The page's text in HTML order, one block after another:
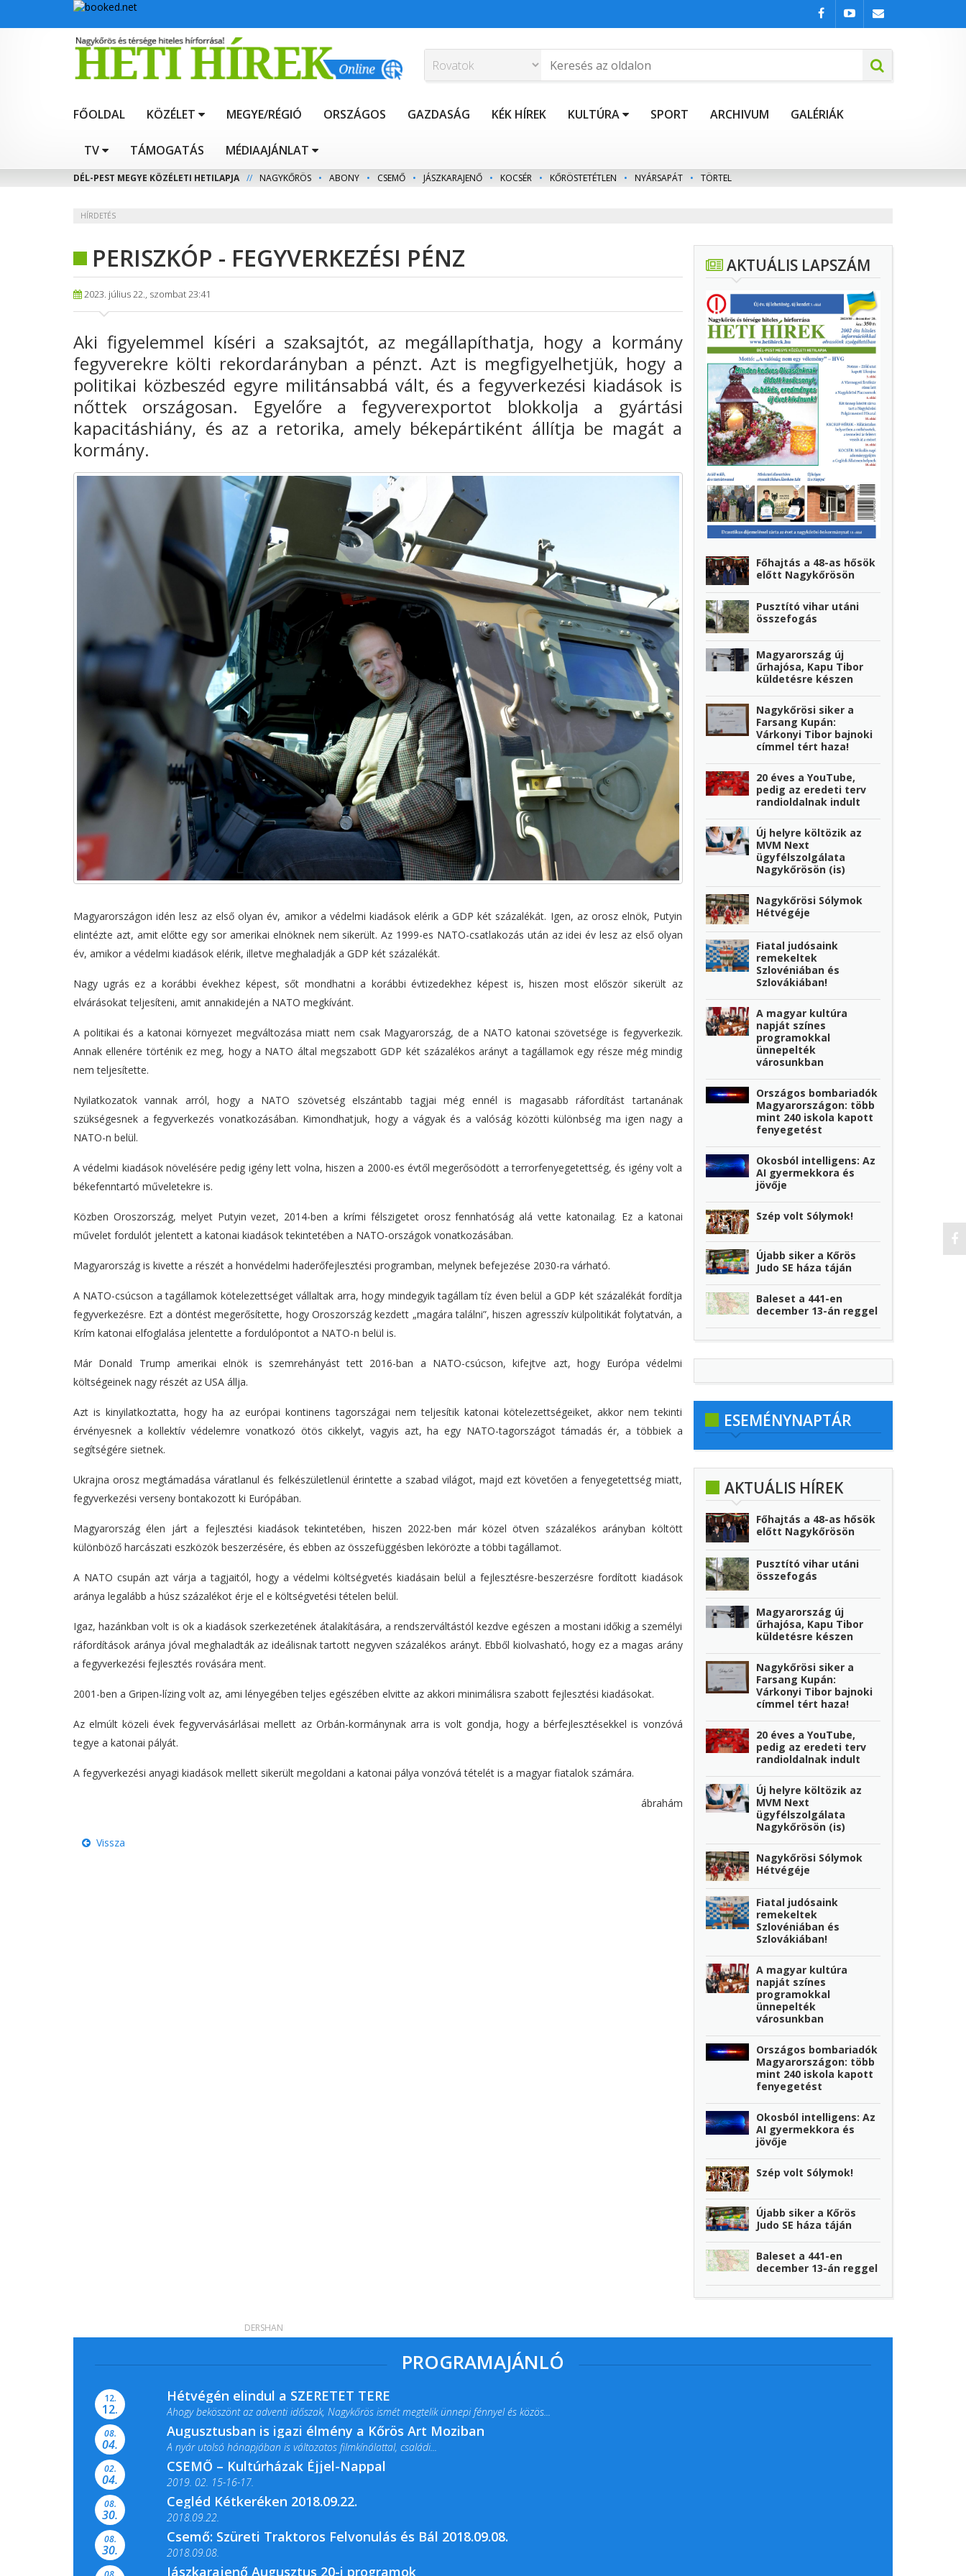
FŐOLDAL KÖZÉLET MEGYE/RÉGIÓ ORSZÁGOS GAZDASÁG KÉK HÍREK KULTÚRA SPORT ARCHIVUM GALÉRIÁK
TV TÁMOGATÁS MÉDIAAJÁNLAT
DÉL-PEST MEGYE KÖZÉLETI HETILAPJA // NAGYKŐRÖS • ABONY • CSEMŐ • JÁSZKARAJENŐ • KOCSÉR • KŐRÖSTETÉTLEN • NYÁRSAPÁT • TÖRTEL
HÍRDETÉS
PERISZKÓP - FEGYVERKEZÉSI PÉNZ
2023. július 22., szombat 23:41
Aki figyelemmel kíséri a szaksajtót, az megállapíthatja, hogy a kormány
fegyverekre költi rekordarányban a pénzt. Azt is megfigyelhetjük, hogy a
politikai közbeszéd egyre militánsabbá vált, és a fegyverkezési kiadások is
nőttek országosan. Egyelőre a fegyverexportot blokkolja a gyártási
kapacitáshiány, és az a retorika, amely békepártiként állítja be magát a
kormány.
Magyarországon idén lesz az első olyan év, amikor a védelmi kiadások elérik a GDP két százalékát. Igen, az orosz elnök, Putyin
elintézte azt, amit előtte egy sor amerikai elnöknek nem sikerült. Az 1999-es NATO-csatlakozás után az idei év lesz az első olyan
év, amikor a védelmi kiadások elérik, illetve meghaladják a GDP két százalékát.
Nagy ugrás ez a korábbi évekhez képest, sőt mondhatni a korábbi évtizedekhez képest is, hiszen most először sikerült az
elvárásokat teljesíteni, amit annakidején a NATO megkívánt.
A politikai és a katonai környezet megváltozása miatt nem csak Magyarország, de a NATO katonai szövetsége is fegyverkezik.
Annak ellenére történik ez meg, hogy a NATO által megszabott GDP két százalékos arányt a tagállamok egy része még mindig
nem teljesítette.
Nyilatkozatok vannak arról, hogy a NATO szövetség elszántabb tagjai még ennél is magasabb ráfordítást tartanának
szükségesnek a fegyverkezés vonatkozásában. Kimondhatjuk, hogy a vágyak és a valóság közötti különbség ma igen nagy a
NATO-n belül.
A védelmi kiadások növelésére pedig igény lett volna, hiszen a 2000-es évtől megerősödött a terrorfenyegetettség, és igény volt a
békefenntartó műveletekre is.
Közben Oroszország, melyet Putyin vezet, 2014-ben a krími félszigetet orosz fennhatóság alá vette katonailag. Ez a katonai
művelet fordulót jelentett a katonai kiadások tekintetében a NATO-országok vonatkozásában.
Magyarország is kivette a részét a honvédelmi haderőfejlesztési programban, melynek befejezése 2030-ra várható.
A NATO-csúcson a tagállamok kötelezettséget vállaltak arra, hogy mindegyik tagállam tíz éven belül a GDP két százalékát fordítja
fegyverkezésre. Ezt a döntést megerősítette, hogy Oroszország kezdett „magára találni”, hiszen agresszív külpolitikát folytatván, a
Krím katonai elfoglalása jelentette a fordulópontot a NATO-n belül is.
Már Donald Trump amerikai elnök is szemrehányást tett 2016-ban a NATO-csúcson, kifejtve azt, hogy Európa védelmi
költségeinek nagy részét az USA állja.
Azt is kinyilatkoztatta, hogy ha az európai kontinens tagországai nem teljesítik katonai kötelezettségeiket, akkor nem tekinti
érvényesnek a kollektív védelemre vonatkozó ötös cikkelyt, vagyis azt, ha egy NATO-tagországot támadás ér, a többiek a
segítségére sietnek.
Ukrajna orosz megtámadása váratlanul és felkészületlenül érintette a szabad világot, majd ezt követően a fenyegetettség miatt,
fegyverkezési verseny bontakozott ki Európában.
Magyarország élen járt a fejlesztési kiadások tekintetében, hiszen 2022-ben már közel ötven százalékos arányban költött
különböző harcászati eszközök beszerzésére, és ebben az összefüggésben lekörözte a többi tagállamot.
A NATO csupán azt várja a tagjaitól, hogy a védelmi költségvetés kiadásain belül a fejlesztésre-beszerzésre fordított kiadások
aránya legalább a húsz százalékot érje el e költségvetési tételen belül.
Igaz, hazánkban volt is ok a kiadások szerkezetének átalakítására, a rendszerváltástól kezdve egészen a mostani időkig a személyi
ráfordítások aránya jóval meghaladták az ideálisnak tartott negyven százalékos arányt. Ebből kiolvasható, hogy ez a magas arány
a fegyverkezési fejlesztés rovására ment.
2001-ben a Gripen-lízing volt az, ami lényegében teljes egészében elvitte az akkori minimálisra szabott fejlesztési kiadásokat.
Az elmúlt közeli évek fegyvervásárlásai mellett az Orbán-kormánynak arra is volt gondja, hogy a bérfejlesztésekkel is vonzóvá
tegye a katonai pályát.
A fegyverkezési anyagi kiadások mellett sikerült megoldani a katonai pálya vonzóvá tételét is a magyar fiatalok számára.
ábrahám
Vissza
AKTUÁLIS LAPSZÁM
Főhajtás a 48-as hősök
előtt Nagykőrösön
Pusztító vihar utáni
összefogás
Magyarország új
űrhajósa, Kapu Tibor
küldetésre készen
Nagykőrösi siker a
Farsang Kupán:
Várkonyi Tibor bajnoki
címmel tért haza!
20 éves a YouTube,
pedig az eredeti terv
randioldalnak indult
Új helyre költözik az
MVM Next
ügyfélszolgálata
Nagykőrösön (is)
Nagykőrösi Sólymok
Hétvégéje
Fiatal judósaink
remekeltek
Szlovéniában és
Szlovákiában!
A magyar kultúra
napját színes
programokkal
ünnepelték
városunkban
Országos bombariadók
Magyarországon: több
mint 240 iskola kapott
fenyegetést
Okosból intelligens: Az
AI gyermekkora és
jövője
Szép volt Sólymok!
Újabb siker a Kőrös
Judo SE háza táján
Baleset a 441-en
december 13-án reggel
ESEMÉNYNAPTÁR
AKTUÁLIS HÍREK
Főhajtás a 48-as hősök
előtt Nagykőrösön
Pusztító vihar utáni
összefogás
Magyarország új
űrhajósa, Kapu Tibor
küldetésre készen
Nagykőrösi siker a
Farsang Kupán:
Várkonyi Tibor bajnoki
címmel tért haza!
20 éves a YouTube,
pedig az eredeti terv
randioldalnak indult
Új helyre költözik az
MVM Next
ügyfélszolgálata
Nagykőrösön (is)
Nagykőrösi Sólymok
Hétvégéje
Fiatal judósaink
remekeltek
Szlovéniában és
Szlovákiában!
A magyar kultúra
napját színes
programokkal
ünnepelték
városunkban
Országos bombariadók
Magyarországon: több
mint 240 iskola kapott
fenyegetést
Okosból intelligens: Az
AI gyermekkora és
jövője
Szép volt Sólymok!
Újabb siker a Kőrös
Judo SE háza táján
Baleset a 441-en
december 13-án reggel
PROGRAMAJÁNLÓ
12.
12.
Hétvégén elindul a SZERETET TERE
Ahogy beköszönt az adventi időszak, Nagykőrös ismét megtelik ünnepi fénnyel és közös...
08.
04.
Augusztusban is igazi élmény a Kőrös Art Moziban
A nyár utolsó hónapjában is változatos filmkínálattal, családi...
02.
04.
CSEMŐ – Kultúrházak Éjjel-Nappal
2019. 02. 15-16-17.
Színes és tartalmas programokkal várja a Csemői Községi Könyvtár és...
08.
30.
Cegléd Kétkeréken 2018.09.22.
2018.09.22.
08.
30.
Csemő: Szüreti Traktoros Felvonulás és Bál 2018.09.08.
2018.09.08.
Jászkarajenő Augusztus 20-i programok
DERSHAN